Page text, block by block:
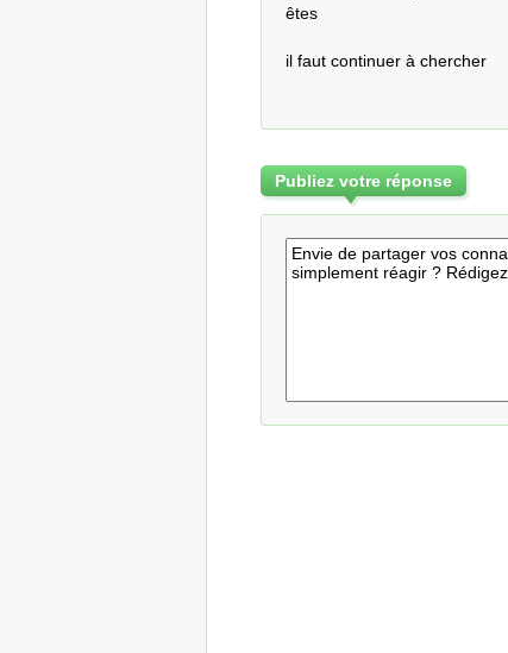
êtes
il faut continuer à chercher
Publiez votre réponse